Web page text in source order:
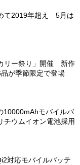
て2019年超え 5月は
リー祭り」開催 新作
が季節限定で登場
10000mAhモバイルバ
ウムイオン電池採用
対応モバイルバッテ